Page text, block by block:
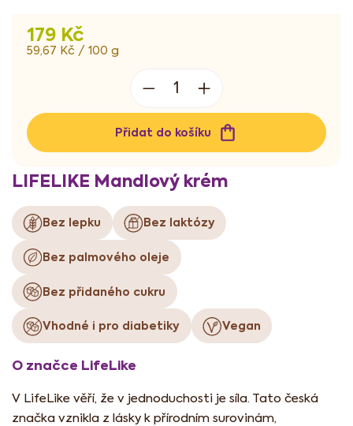
179 Kč
Měrná
59,67 Kč / 100 g
Přidat do košíku
LIFELIKE Mandlový krém
Bez lepku Bez laktózy
Bez palmového oleje
Bez přidaného cukru
Vhodné i pro diabetiky Vegan
O značce LifeLike
V LifeLike věří, že v jednoduchosti je síla. Tato česká
značka vznikla z lásky k přírodním surovinám,